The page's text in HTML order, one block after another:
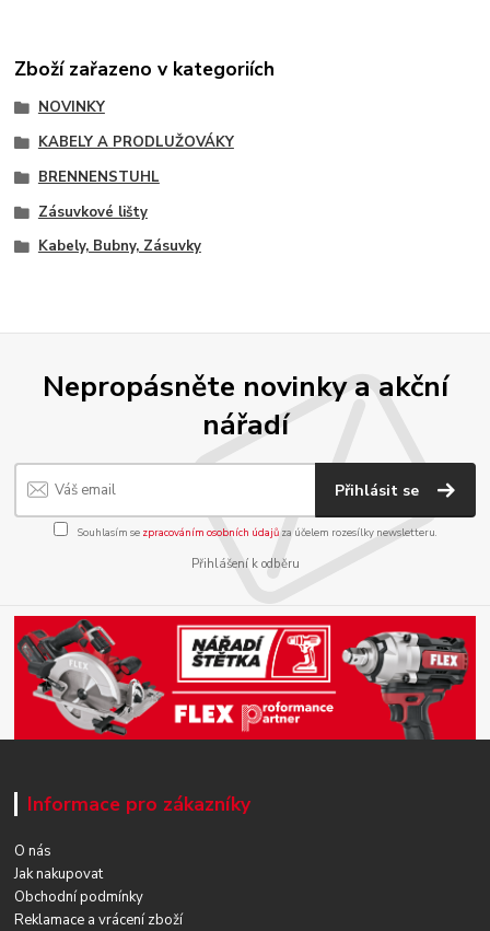
Zboží zařazeno v kategoriích
NOVINKY
KABELY A PRODLUŽOVÁKY
BRENNENSTUHL
Zásuvkové lišty
Kabely, Bubny, Zásuvky
Nepropásněte novinky a akční
nářadí
Přihlásit se
Souhlasím se zpracováním osobních údajůza účelem rozesílky newsletteru.
Přihlášení k odběru
Informace pro zákazníky
O nás
Jak nakupovat
Obchodní podmínky
Reklamace a vrácení zboží